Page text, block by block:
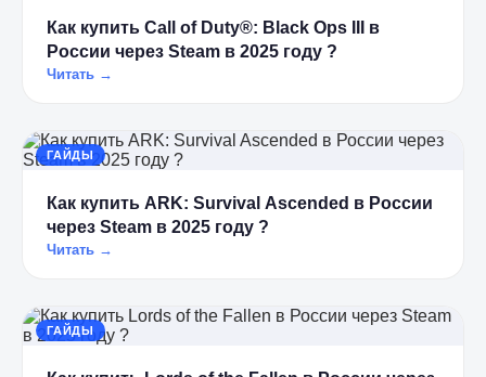
Как купить Call of Duty®: Black Ops III в
России через Steam в 2025 году ?
Читать →
ГАЙДЫ
Как купить ARK: Survival Ascended в России
через Steam в 2025 году ?
Читать →
ГАЙДЫ